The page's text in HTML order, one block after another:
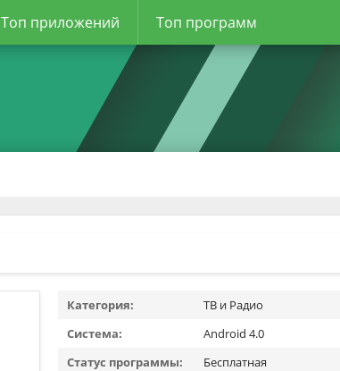
Топ приложений Топ программ
Категория:
ТВ и Радио
Система:
Android 4.0
Статус программы:
Бесплатная